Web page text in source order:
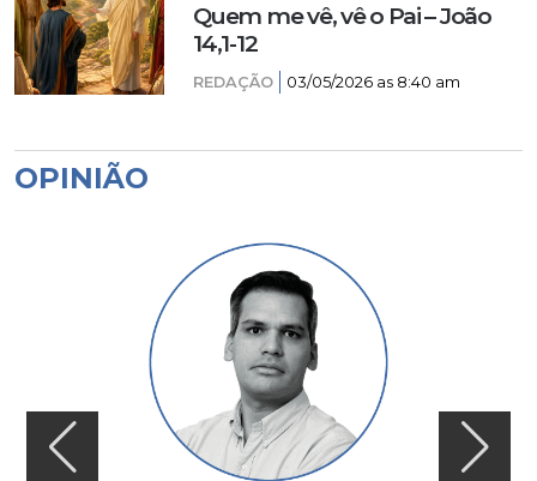
Quem me vê, vê o Pai – João
14,1-12
REDAÇÃO 03/05/2026 as 8:40 am
OPINIÃO